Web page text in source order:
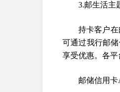
3.邮生活主
持卡客户
可通过我行邮
享受优惠。各平
邮储信用卡